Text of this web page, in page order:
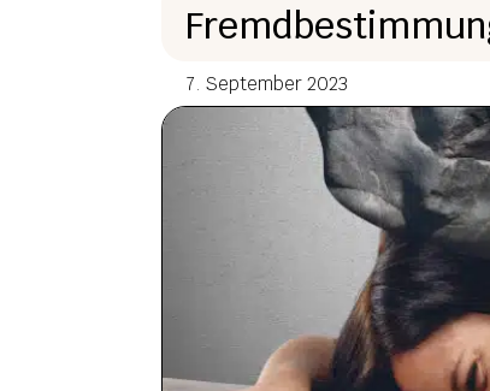
7. September 2023